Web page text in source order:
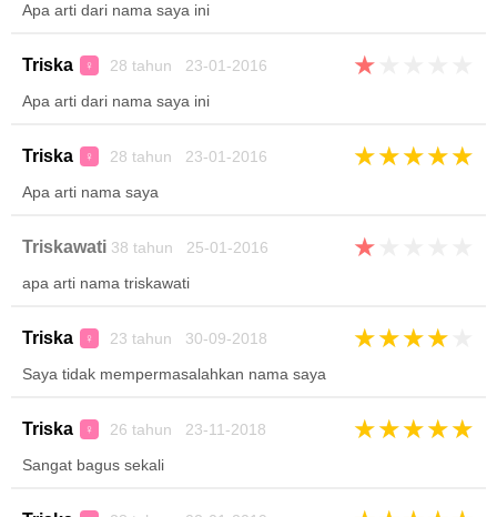
Apa arti dari nama saya ini
Triska ♀ 28 tahun 23-01-2016 ★
Apa arti dari nama saya ini
Triska ♀ 28 tahun 23-01-2016 ★★★★★
Apa arti nama saya
Triskawati 38 tahun 25-01-2016 ★
apa arti nama triskawati
Triska ♀ 23 tahun 30-09-2018 ★★★★
Saya tidak mempermasalahkan nama saya
Triska ♀ 26 tahun 23-11-2018 ★★★★★
Sangat bagus sekali